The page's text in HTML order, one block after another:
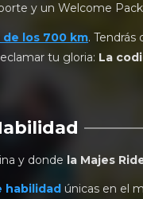
y un Welcome
los 700 km. Tendrás
tu gloria: La
y donde la Majes
habilidad únicas en el